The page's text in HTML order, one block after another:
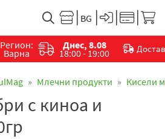
Регион:
Варна
Днес, 8.08
18:00 - 19:00
Млечни продукти Кисели
с киноа и